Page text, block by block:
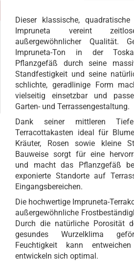
Dieser klassische,
Impruneta vereint
außergewöhnlicher Qualität.
Impruneta-Ton in der
Pflanzgefäß durch seine
Standfestigkeit und seine
schlichte, geradlinige Form
vielseitig einsetzbar und
Garten- und Terrassengestaltung.
Dank seiner mittleren
Terracottakasten ideal für
Kräuter, Rosen sowie kleine
Bauweise sorgt für eine
und macht das Pflanzgefäß
exponierte Standorte auf
Eingangsbereichen.
Die hochwertige Impruneta-
außergewöhnliche
Durch die natürliche Porosität
gesundes Wurzelklima
Feuchtigkeit kann
entwickeln sich optimal.